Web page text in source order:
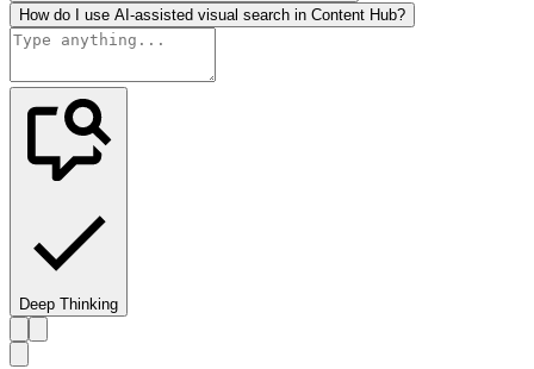
How do I use AI-assisted visual search in Content Hub?
Deep Thinking